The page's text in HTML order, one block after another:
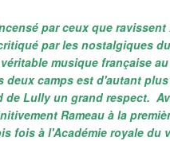
par ceux que
par les nostalgiques
musique française
camps est d'autant
de Lully un grand respect.
Rameau à la
fois à l'Académie royale du